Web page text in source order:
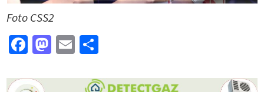
Foto CSS2
Facebook
Mastodon
Email